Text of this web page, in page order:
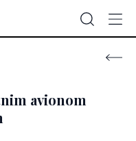
avionom